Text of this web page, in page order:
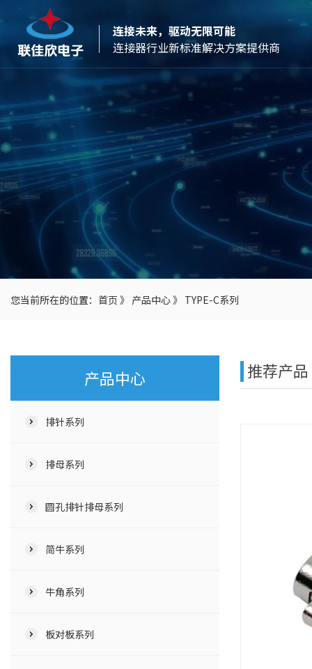
连接未来，驱动无限可能
连接器行业新标准解决方案提供商
您当前所在的位置： 首页 》 产品中心》 TYPE-C系列
产品中心
排针系列
排母系列
圆孔排针排母系列
简牛系列
牛角系列
板对板系列
推荐产品